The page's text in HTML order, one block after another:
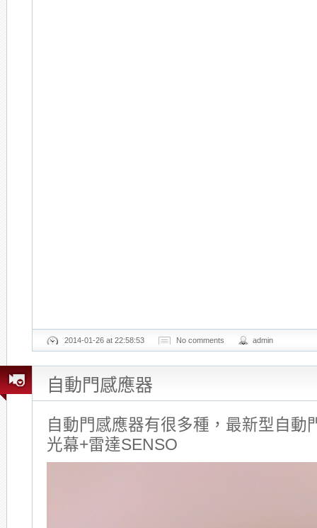
2014-01-26 at 22:58:53 No comments admin
自動門感應器
自動門感應器有很多種，最新型自動
光幕+雷達SENSO